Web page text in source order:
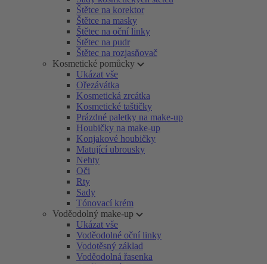
Štětce na korektor
Štětce na masky
Štětec na oční linky
Štětec na pudr
Štětec na rozjasňovač
Kosmetické pomůcky
Ukázat vše
Ořezávátka
Kosmetická zrcátka
Kosmetické taštičky
Prázdné paletky na make-up
Houbičky na make-up
Konjakové houbičky
Matující ubrousky
Nehty
Oči
Rty
Sady
Tónovací krém
Voděodolný make-up
Ukázat vše
Voděodolné oční linky
Vodotěsný základ
Voděodolná řasenka